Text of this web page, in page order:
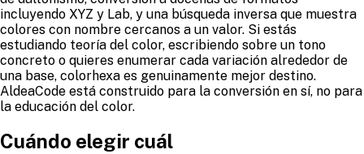
incluyendo XYZ y Lab, y una búsqueda inversa que muestra
colores con nombre cercanos a un valor. Si estás
estudiando teoría del color, escribiendo sobre un tono
concreto o quieres enumerar cada variación alrededor de
una base, colorhexa es genuinamente mejor destino.
AldeaCode está construido para la conversión en sí, no para
la educación del color.
Cuándo elegir cuál